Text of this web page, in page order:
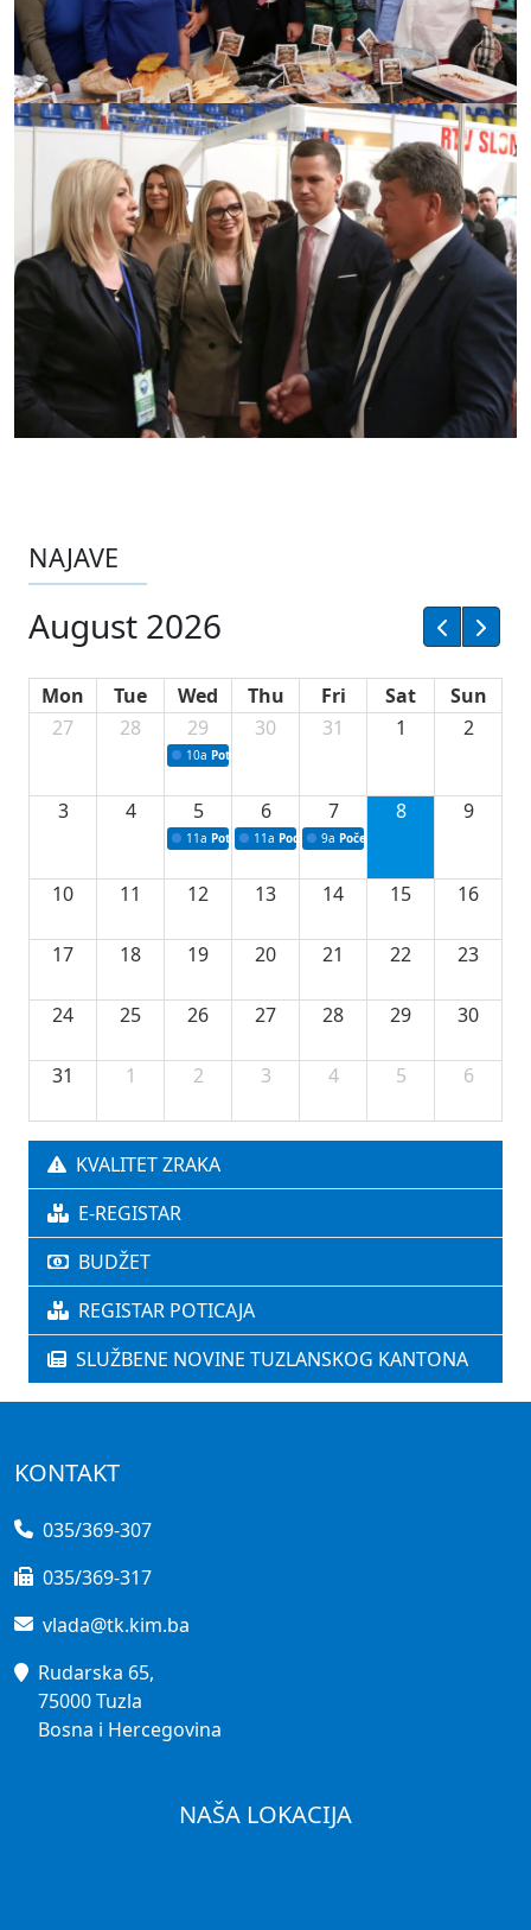
NAJAVE
August 2026
Mon Tue Wed Thu Fri Sat
Sun
27
28 29
10a Potpisivanje ugovora sa neprofitnim
30 31 1 2
3 4 5
11a Potpisivanje ugovora o stipendijama za
6
11a Podrška razvoju vodne infrastrukture u
7
9a Početak izgradnje nove
8 9
10 11 12 13 14 15 16
17 18 19 20 21 22 23
24 25 26 27 28 29 30
31 1 2 3 4 5 6
KVALITET ZRAKA
E-REGISTAR
BUDŽET
REGISTAR POTICAJA
SLUŽBENE NOVINE TUZLANSKOG KANTONA
KONTAKT
035/369-307
035/369-317
vlada@tk.kim.ba
Rudarska 65,
75000 Tuzla
Bosna i Hercegovina
NAŠA LOKACIJA